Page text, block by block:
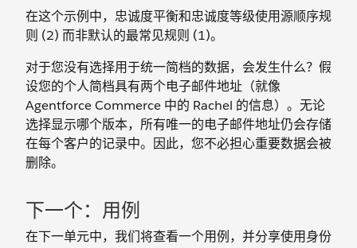
在这个示例中，忠诚度平衡和忠诚度等级使用源顺序规
则 (2) 而非默认的最常见规则 (1)。
对于您没有选择用于统一简档的数据，会发生什么？假
设您的个人简档具有两个电子邮件地址（就像
Agentforce Commerce 中的 Rachel 的信息）。无论
选择显示哪个版本，所有唯一的电子邮件地址仍会存储
在每个客户的记录中。因此，您不必担心重要数据会被
删除。
下一个：用例
在下一单元中，我们将查看一个用例，并分享使用身份